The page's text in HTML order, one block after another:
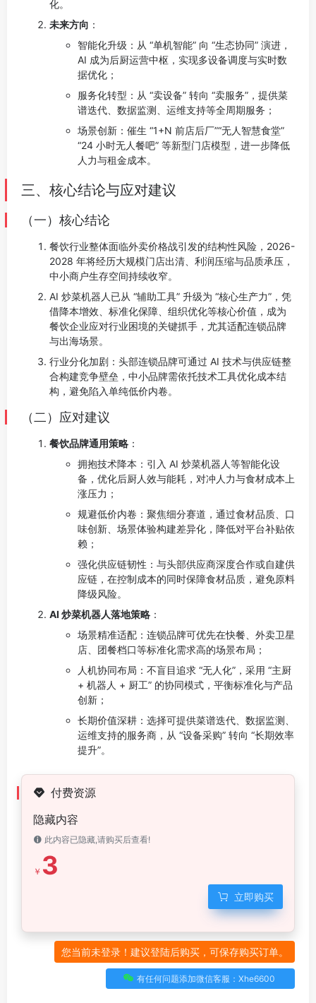
化。
未来方向 ：
智能化升级：从 “单机智能” 向 “生态协同” 演进，
AI 成为后厨运营中枢，实现多设备调度与实时数
据优化；
服务化转型：从 “卖设备” 转向 “卖服务”，提供菜
谱迭代、数据监测、运维支持等全周期服务；
场景创新：催生 “1+N 前店后厂”“无人智慧食堂”
“24 小时无人餐吧” 等新型门店模型，进一步降低
人力与租金成本。
三、核心结论与应对建议
（一）核心结论
餐饮行业整体面临外卖价格战引发的结构性风险，2026-
2028 年将经历大规模门店出清、利润压缩与品质承压，
中小商户生存空间持续收窄。
AI 炒菜机器人已从 “辅助工具” 升级为 “核心生产力”，凭
借降本增效、标准化保障、组织优化等核心价值，成为
餐饮企业应对行业困境的关键抓手，尤其适配连锁品牌
与出海场景。
行业分化加剧：头部连锁品牌可通过 AI 技术与供应链整
合构建竞争壁垒，中小品牌需依托技术工具优化成本结
构，避免陷入单纯低价内卷。
（二）应对建议
餐饮品牌通用策略 ：
拥抱技术降本：引入 AI 炒菜机器人等智能化设
备，优化后厨人效与能耗，对冲人力与食材成本上
涨压力；
规避低价内卷：聚焦细分赛道，通过食材品质、口
味创新、场景体验构建差异化，降低对平台补贴依
赖；
强化供应链韧性：与头部供应商深度合作或自建供
应链，在控制成本的同时保障食材品质，避免原料
降级风险。
AI 炒菜机器人落地策略 ：
场景精准适配：连锁品牌可优先在快餐、外卖卫星
店、团餐档口等标准化需求高的场景布局；
人机协同布局：不盲目追求 “无人化”，采用 “主厨
+ 机器人 + 厨工” 的协同模式，平衡标准化与产品
创新；
长期价值深耕：选择可提供菜谱迭代、数据监测、
运维支持的服务商，从 “设备采购” 转向 “长期效率
提升”。
付费资源
隐藏内容
此内容已隐藏,请购买后查看!
￥ 3
立即购买
您当前未登录！建议登陆后购买，可保存购买订单。
有任何问题添加微信客服：Xhe6600